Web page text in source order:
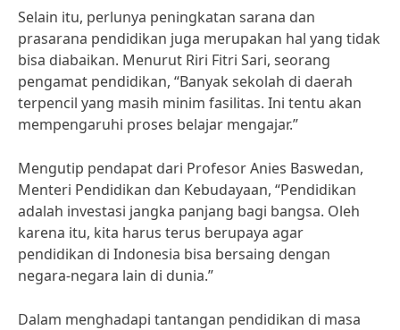
Selain itu, perlunya peningkatan sarana dan
prasarana pendidikan juga merupakan hal yang tidak
bisa diabaikan. Menurut Riri Fitri Sari, seorang
pengamat pendidikan, “Banyak sekolah di daerah
terpencil yang masih minim fasilitas. Ini tentu akan
mempengaruhi proses belajar mengajar.”
Mengutip pendapat dari Profesor Anies Baswedan,
Menteri Pendidikan dan Kebudayaan, “Pendidikan
adalah investasi jangka panjang bagi bangsa. Oleh
karena itu, kita harus terus berupaya agar
pendidikan di Indonesia bisa bersaing dengan
negara-negara lain di dunia.”
Dalam menghadapi tantangan pendidikan di masa